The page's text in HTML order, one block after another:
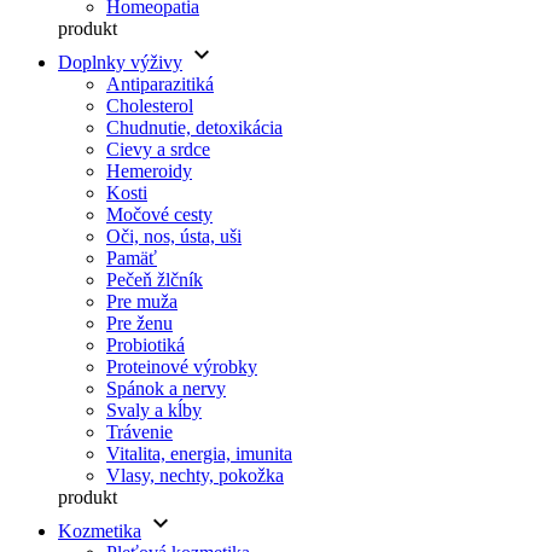
Homeopatia
produkt
Doplnky výživy keyboard_arrow_down
Antiparazitiká
Cholesterol
Chudnutie, detoxikácia
Cievy a srdce
Hemeroidy
Kosti
Močové cesty
Oči, nos, ústa, uši
Pamäť
Pečeň žlčník
Pre muža
Pre ženu
Probiotiká
Proteinové výrobky
Spánok a nervy
Svaly a kĺby
Trávenie
Vitalita, energia, imunita
Vlasy, nechty, pokožka
produkt
Kozmetika
keyboard_arrow_down